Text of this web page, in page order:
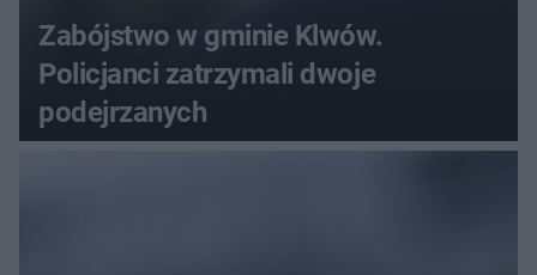
Zabójstwo w gminie Klwów.
Policjanci zatrzymali dwoje
podejrzanych